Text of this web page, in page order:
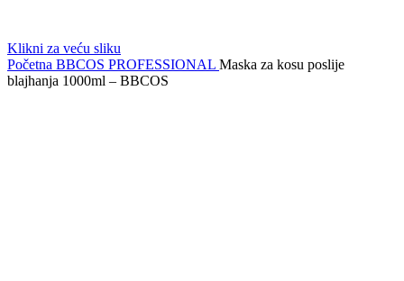
Klikni za veću sliku
Početna BBCOS PROFESSIONAL Maska za kosu poslije
blajhanja 1000ml – BBCOS